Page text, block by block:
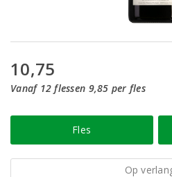
10,75
Vanaf 12 flessen 9,85 per fles
Fles
Op